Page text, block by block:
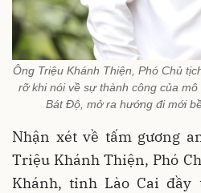
Ông Triệu Khánh Thiện, Phó Chủ
rỡ khi nói về sự thành công của
Bát Độ, mở ra hướng đi mới
Nhận xét về tấm gương
Triệu Khánh Thiện, Phó
Khánh, tỉnh Lào Cai đầy